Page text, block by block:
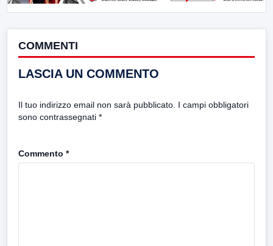
COMMENTI
LASCIA UN COMMENTO
Il tuo indirizzo email non sarà pubblicato. I campi obbligatori
sono contrassegnati *
Commento *